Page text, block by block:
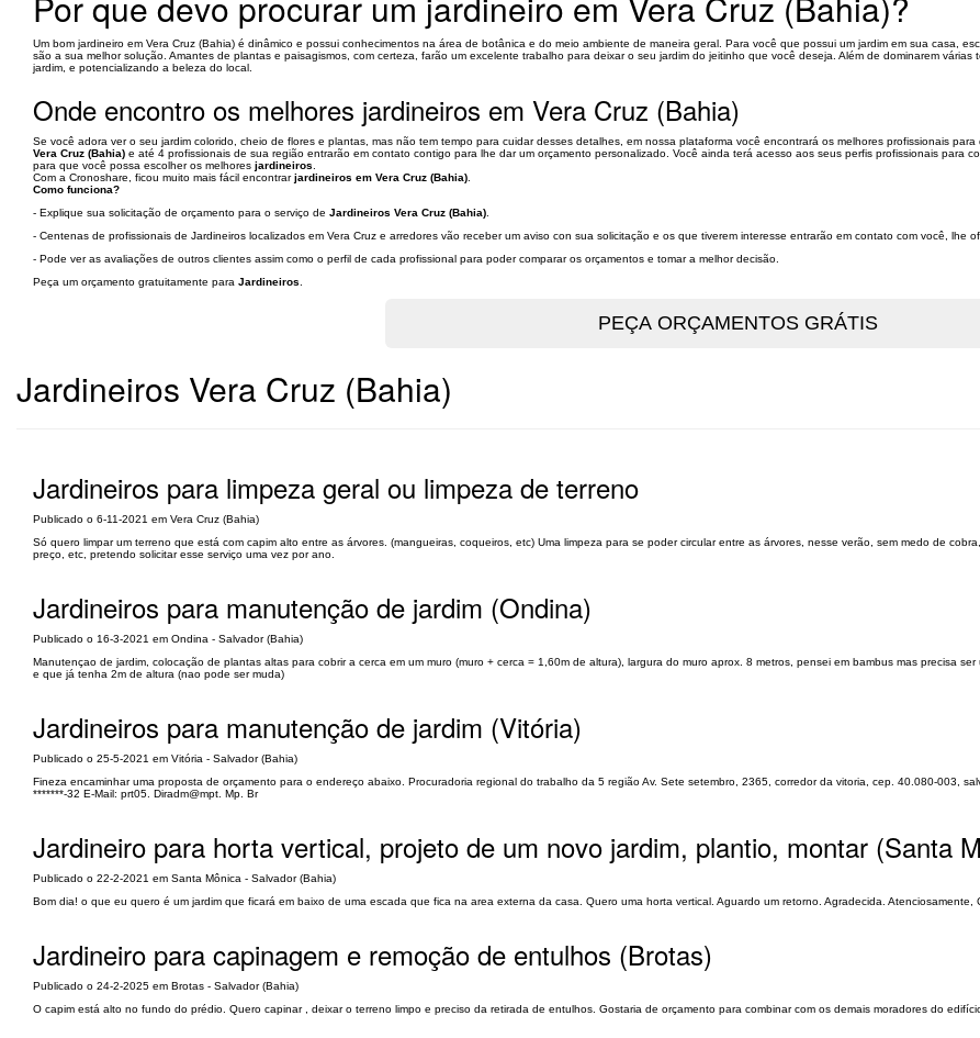
Um bom jardineiro em Vera Cruz (Bahia) é dinâmico e possui conhecimentos na área de botânica e do meio ambiente de maneira geral. Para você que possui um jardim em sua casa,
são a sua melhor solução. Amantes de plantas e paisagismos, com certeza, farão um excelente trabalho para deixar o seu jardim do jeitinho que você deseja. Além de dominarem
jardim, e potencializando a beleza do local.
Onde encontro os melhores jardineiros em Vera Cruz (Bahia)
Se você adora ver o seu jardim colorido, cheio de flores e plantas, mas não tem tempo para cuidar desses detalhes, em nossa plataforma você encontrará os melhores profissionais
Vera Cruz (Bahia) e até 4 profissionais de sua região entrarão em contato contigo para lhe dar um orçamento personalizado. Você ainda terá acesso aos seus perfis profissionais para
para que você possa escolher os melhores jardineiros
Com a Cronoshare, ficou muito mais fácil encontrarjardineiros em Vera Cruz (Bahia)
Como funciona?
- Explique sua solicitação de orçamento para o serviço de Jardineiros Vera Cruz (Bahia)
- Centenas de profissionais de Jardineiros localizados em Vera Cruz e arredores vão receber um aviso con sua solicitação e os que tiverem interesse entrarão em contato com você, lhe
- Pode ver as avaliações de outros clientes assim como o perfil de cada profissional para poder comparar os orçamentos e tomar a melhor decisão.
Peça um orçamento gratuitamente para Jardineiros
Jardineiros Vera Cruz (Bahia)
Jardineiros para limpeza geral ou limpeza de terreno
Publicado o 6-11-2021 em Vera Cruz (Bahia)
Só quero limpar um terreno que está com capim alto entre as árvores. (mangueiras, coqueiros, etc) Uma limpeza para se poder circular entre as árvores, nesse verão, sem medo de
preço, etc, pretendo solicitar esse serviço uma vez por ano.
Jardineiros para manutenção de jardim (Ondina)
Publicado o 16-3-2021 em Ondina - Salvador (Bahia)
Manutençao de jardim, colocação de plantas altas para cobrir a cerca em um muro (muro + cerca = 1,60m de altura), largura do muro aprox. 8 metros, pensei em bambus mas precisa ser
e que já tenha 2m de altura (nao pode ser muda)
Jardineiros para manutenção de jardim (Vitória)
Publicado o 25-5-2021 em Vitória - Salvador (Bahia)
Fineza encaminhar uma proposta de orçamento para o endereço abaixo. Procuradoria regional do trabalho da 5 região Av. Sete setembro, 2365, corredor da vitoria, cep. 40.080-003,
*******-32 E-Mail: prt05. Diradm@mpt. Mp. Br
Jardineiro para horta vertical, projeto de um novo jardim, plantio, montar (Santa
Publicado o 22-2-2021 em Santa Mônica - Salvador (Bahia)
Bom dia! o que eu quero é um jardim que ficará em baixo de uma escada que fica na area externa da casa. Quero uma horta vertical. Aguardo um retorno. Agradecida. Atenciosamente,
Jardineiro para capinagem e remoção de entulhos (Brotas)
Publicado o 24-2-2025 em Brotas - Salvador (Bahia)
O capim está alto no fundo do prédio. Quero capinar , deixar o terreno limpo e preciso da retirada de entulhos. Gostaria de orçamento para combinar com os demais moradores do